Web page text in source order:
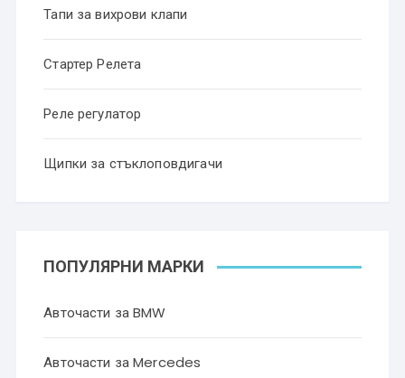
Тапи за вихрови клапи
Стартер Релета
Реле регулатор
Щипки за стъклоповдигачи
ПОПУЛЯРНИ МАРКИ
Авточасти за BMW
Авточасти за Mercedes